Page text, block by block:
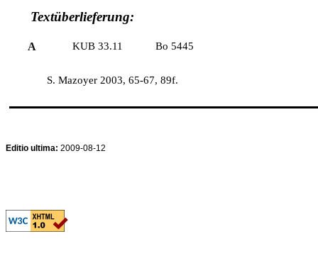
Textüberlieferung:
A KUB 33.11 Bo 5445
S. Mazoyer 2003, 65-67, 89f.
Editio ultima: 2009-08-12